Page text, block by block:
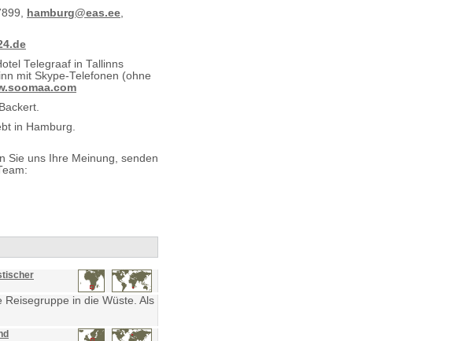
hamburg@eas.ee
Telegraaf in Tallinns
mit Skype-Telefonen (ohne
in Hamburg.
Sie uns Ihre Meinung, senden
in die Wüste. Als